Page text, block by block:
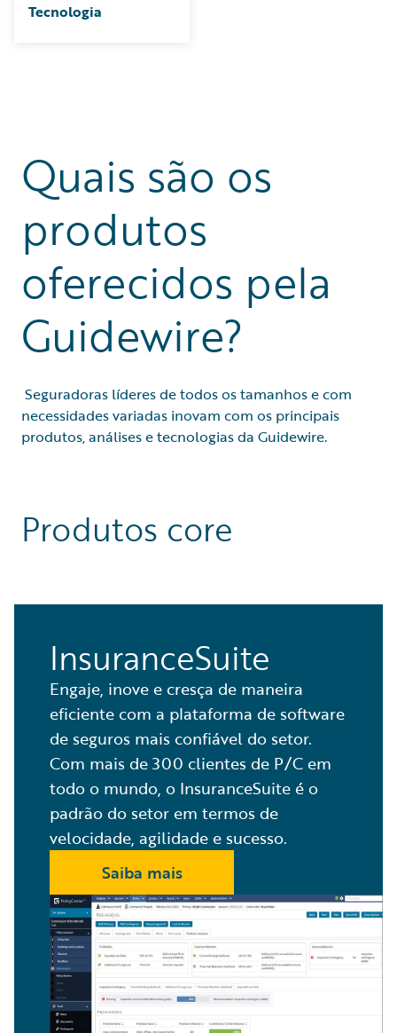
Tecnologia
Quais são os
produtos
oferecidos pela
Guidewire?
Seguradoras líderes de todos os tamanhos e com
necessidades variadas inovam com os principais
produtos, análises e tecnologias da Guidewire.
Produtos core
InsuranceSuite
Engaje, inove e cresça de maneira
eficiente com a plataforma de software
de seguros mais confiável do setor.
Com mais de 300 clientes de P/C em
todo o mundo, o InsuranceSuite é o
padrão do setor em termos de
velocidade, agilidade e sucesso.
Saiba mais